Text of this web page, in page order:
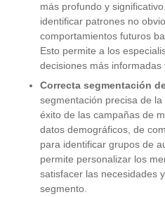
más profundo y
identificar patrones no
comportamientos futuros
Esto permite a los
decisiones más informadas
Correcta segmentación
segmentación precisa de
éxito de las campañas de
datos demográficos, de
para identificar grupos de
permite personalizar los
satisfacer las necesidades
segmento.